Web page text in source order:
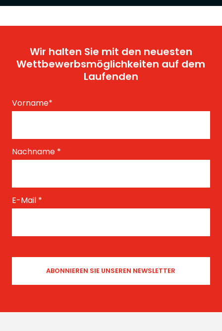
Wir halten Sie mit den neuesten
Wettbewerbsmöglichkeiten auf dem
Laufenden
Vorname*
Nachname *
E-Mail *